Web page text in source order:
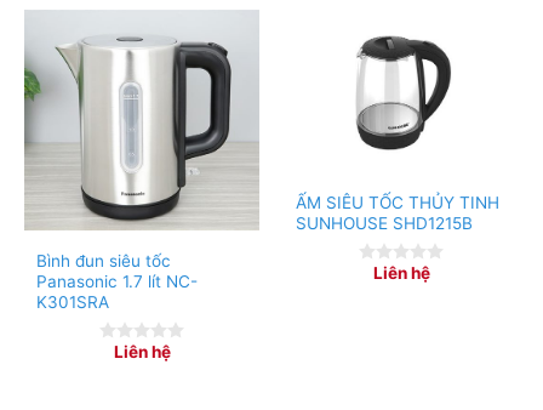
– Bình đun siêu tốc sử dụng đế tiếp điện Jiatal hoạt
động ổn định, cho tuổi thọ lên tới 5000 lần đun sôi.
– Dây điện được thiết kế rãnh cuốn dây quanh chân đế,
bảo quản tốt, gọn gàng hoặc tùy chỉnh chiều dài dây
nguồn theo nhu cầu sử dụng.
Bình đun siêu tốc
Panasonic 1.7 lít NC-
K301SRA
Liên hệ
ẤM SIÊU TỐC THỦY TINH
SUNHOUSE SHD1215B
Liên hệ